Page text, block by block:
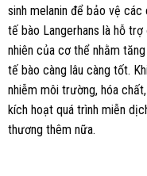
sinh melanin để bảo vệ
tế bào Langerhans là hỗ
nhiên của cơ thể nhằm
tế bào càng lâu càng tốt.
nhiễm môi trường, hóa
kích hoạt quá trình miễn
thương thêm nữa.